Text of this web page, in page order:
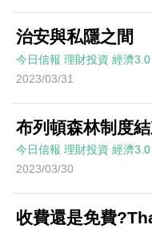
治安與私隱之間
今日信報 理財投資 經濟3.0
2023/03/31
布列頓森林制度
今日信報 理財投資 經濟3.0
2023/03/30
收費還是免費